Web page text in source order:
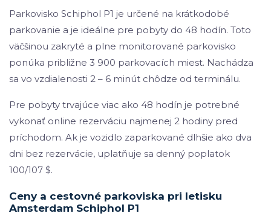
Parkovisko Schiphol P1 je určené na krátkodobé
parkovanie a je ideálne pre pobyty do 48 hodín. Toto
väčšinou zakryté a plne monitorované parkovisko
ponúka približne 3 900 parkovacích miest. Nachádza
sa vo vzdialenosti 2 – 6 minút chôdze od terminálu.
Pre pobyty trvajúce viac ako 48 hodín je potrebné
vykonať online rezerváciu najmenej 2 hodiny pred
príchodom. Ak je vozidlo zaparkované dlhšie ako dva
dni bez rezervácie, uplatňuje sa denný poplatok
100/107 $.
Ceny a cestovné parkoviska pri letisku
Amsterdam Schiphol P1